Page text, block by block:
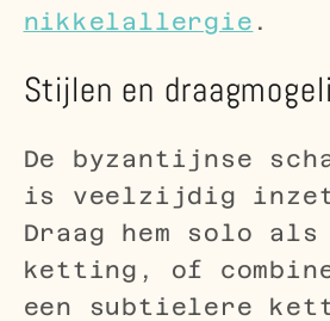
nikkelallergie .
Stijlen en
De byzantijnse
is veelzijdig
Draag hem solo als
ketting, of
een subtielere